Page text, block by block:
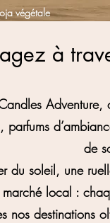
végétale
à
Adventure,
de
du soleil, une
marché local :
nos destinations